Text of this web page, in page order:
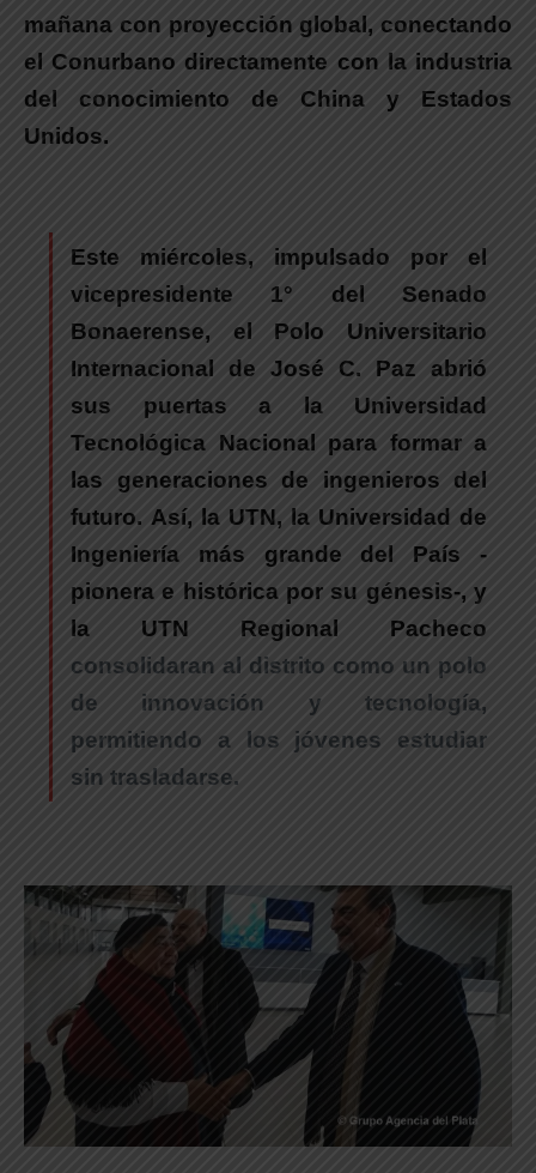
mañana con proyección global, conectando
el Conurbano directamente con la industria
del conocimiento de China y Estados
Unidos.
Este miércoles, impulsado por el
vicepresidente 1° del Senado
Bonaerense, el Polo Universitario
Internacional de José C. Paz abrió
sus puertas a la Universidad
Tecnológica Nacional para formar a
las generaciones de ingenieros del
futuro. Así, la UTN, la Universidad de
Ingeniería más grande del País -
pionera e histórica por su génesis-, y
la UTN Regional Pacheco
consolidaran al distrito como un polo
de innovación y tecnología,
permitiendo a los jóvenes estudiar
sin trasladarse.